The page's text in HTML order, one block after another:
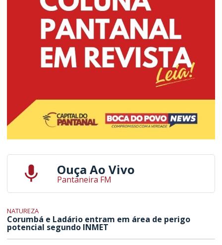
Ouça Ao Vivo
Pantaneira FM
NATUREZA
Corumbá e Ladário entram em área de perigo
potencial segundo INMET